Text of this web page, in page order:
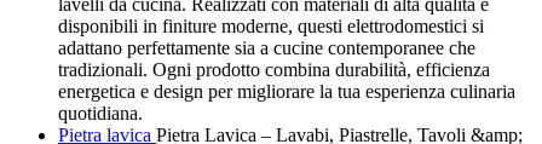
disponibili in finiture moderne, questi elettrodomestici si
adattano perfettamente sia a cucine contemporanee che
tradizionali. Ogni prodotto combina durabilità, efficienza
energetica e design per migliorare la tua esperienza culinaria
quotidiana.
Pietra lavica Pietra Lavica – Lavabi, Piastrelle, Tavoli &amp;